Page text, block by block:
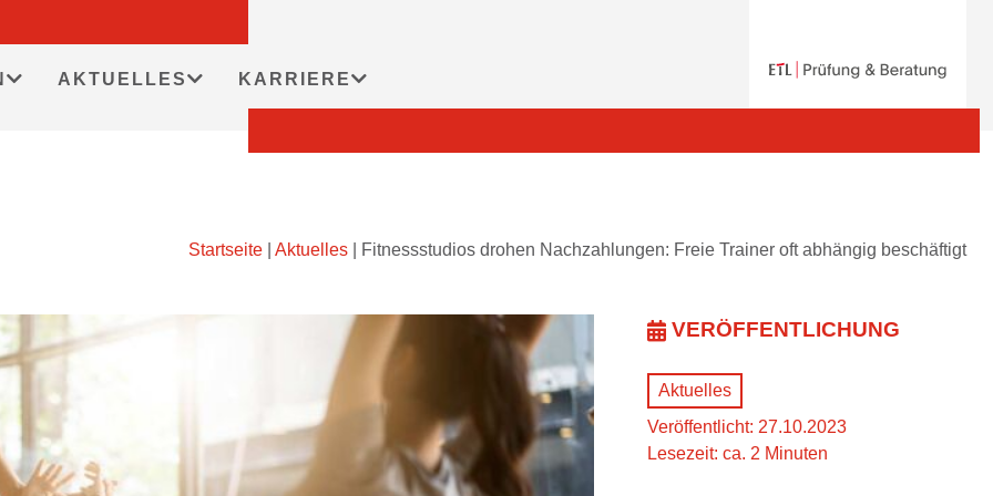
AKTUELLES KARRIERE
Startseite Aktuelles Fitnessstudios drohen Nachzahlungen: Freie Trainer oft abhängig beschäftigt
VERÖFFENTLICHUNG
Aktuelles
Veröffentlicht: 27.10.2023
Lesezeit: ca. 2 Minuten